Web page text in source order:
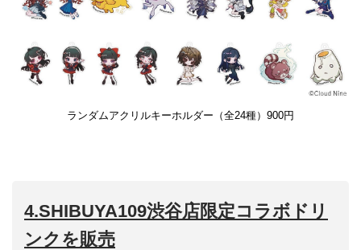
ランダムアクリルキーホルダー（全24種）900円
4.SHIBUYA109渋谷店限定コラボドリ
ンクを販売